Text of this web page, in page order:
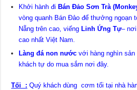
Khởi hành đi Bán Đảo Sơn Trà
vòng quanh Bán Đảo để thưởng ngoạn
Nẵng trên cao, viếng Linh Ứng Tự–
cao nhất Việt Nam.
Làng đá non nướcvới hàng nghìn
khách tự do mua sắm nơi đây.
Tối : Quý khách dùng cơm tối tại nhà